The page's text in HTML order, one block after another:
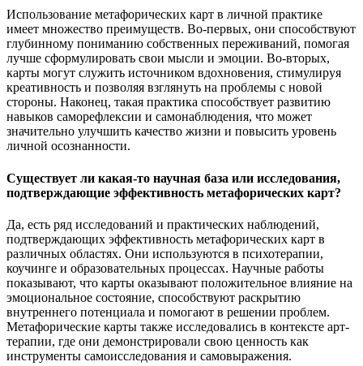
Использование метафорических карт в личной практике
имеет множество преимуществ. Во-первых, они способствуют
глубинному пониманию собственных переживаний, помогая
лучше сформулировать свои мысли и эмоции. Во-вторых,
карты могут служить источником вдохновения, стимулируя
креативность и позволяя взглянуть на проблемы с новой
стороны. Наконец, такая практика способствует развитию
навыков саморефлексии и самонаблюдения, что может
значительно улучшить качество жизни и повысить уровень
личной осознанности.
Существует ли какая-то научная база или исследования,
подтверждающие эффективность метафорических карт?
Да, есть ряд исследований и практических наблюдений,
подтверждающих эффективность метафорических карт в
различных областях. Они используются в психотерапии,
коучинге и образовательных процессах. Научные работы
показывают, что карты оказывают положительное влияние на
эмоциональное состояние, способствуют раскрытию
внутреннего потенциала и помогают в решении проблем.
Метафорические карты также исследовались в контексте арт-
терапии, где они демонстрировали свою ценность как
инструменты самоисследования и самовыражения.